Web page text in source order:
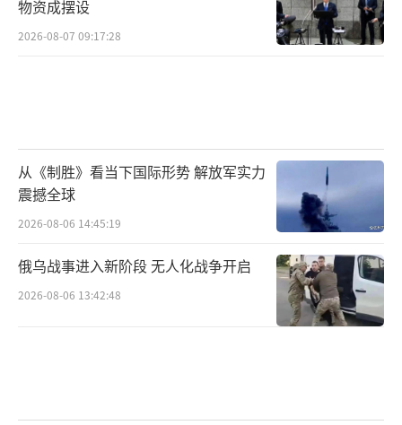
物资成摆设
2026-08-07 09:17:28
从《制胜》看当下国际形势 解放军实力
震撼全球
2026-08-06 14:45:19
俄乌战事进入新阶段 无人化战争开启
2026-08-06 13:42:48